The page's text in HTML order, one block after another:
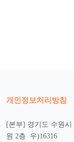
개인정보처리방침
[본부] 경기도 수원시
원 2층 우)16316